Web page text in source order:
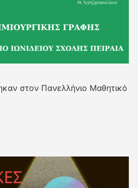
στον Πανελλήνιο Μαθητικό